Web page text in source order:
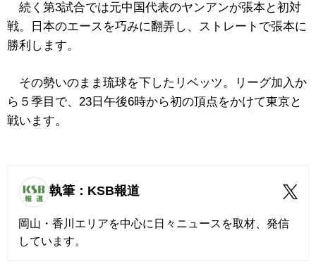
続く第3試合では元中国代表のヤンアンが張本と初対
戦。日本のエースを巧みに翻弄し、ストレートで張本に
勝利します。
その勢いのまま琉球を下したリベッツ。リーグ加入か
ら５季目で、23日午後6時から初の頂点をかけて東京と
戦います。
執筆：KSB報道
岡山・香川エリアを中心に日々ニュースを取材、発信
しています。